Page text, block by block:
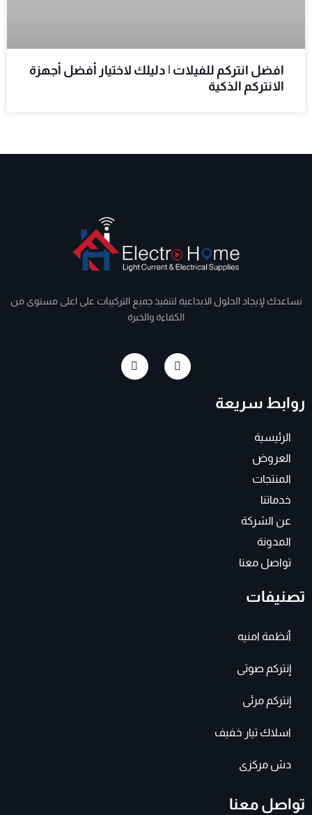
افضل انتركم للفيلات | دليلك لاختيار أفضل أجهزة
الانتركم الذكية
نساعدك لإيجاد الحلول الابداعية لتنفيذ جميع التركيبات على اعلى مستوى من
الكفاءة والخبرة
F
a
c
I
n
s
روابط سريعة
الرئيسية
العروض
المنتجات
خدماتنا
عن الشركة
المدونة
تواصل معنا
تصنيفات
أنظمة امنيه
إنتركم صوتى
إنتركم مرئى
اسلاك تيار خفيف
دش مركزى
تواصل معنا